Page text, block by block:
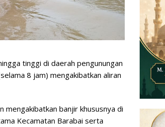
tinggi di daerah pengunungan
8 jam) mengakibatkan aliran
mengakibatkan banjir khususnya di
Kecamatan Barabai serta